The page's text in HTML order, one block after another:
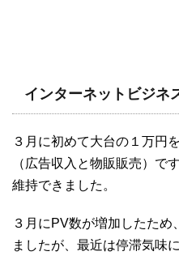
インターネットビジネ
３月に初めて大台の１万円
（広告収入と物販販売）で
維持できました。
３月にPV数が増加したた
ましたが、最近は停滞気味